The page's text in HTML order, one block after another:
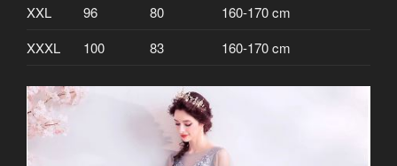
XXL
96 80
160-170 cm
XXXL
100 83 160-170 cm